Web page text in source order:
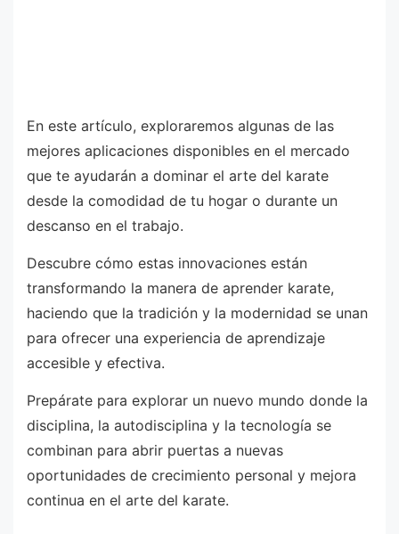
En este artículo, exploraremos algunas de las
mejores aplicaciones disponibles en el mercado
que te ayudarán a dominar el arte del karate
desde la comodidad de tu hogar o durante un
descanso en el trabajo.
Descubre cómo estas innovaciones están
transformando la manera de aprender karate,
haciendo que la tradición y la modernidad se unan
para ofrecer una experiencia de aprendizaje
accesible y efectiva.
Prepárate para explorar un nuevo mundo donde la
disciplina, la autodisciplina y la tecnología se
combinan para abrir puertas a nuevas
oportunidades de crecimiento personal y mejora
continua en el arte del karate.